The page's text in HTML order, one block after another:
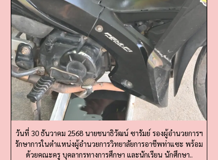
วันที่ 30 ธันวาคม 2568 นายชนาธิวัฒน์ ซารัมย์ รองผู้อำนวยการฯ
รักษาการในตำแหน่งผู้อำนวยการวิทยาลัยการอาชีพท่าแซะ พร้อม
ด้วยคณะครู บุคลากรทางการศึกษา และนักเรียน นักศึกษา..